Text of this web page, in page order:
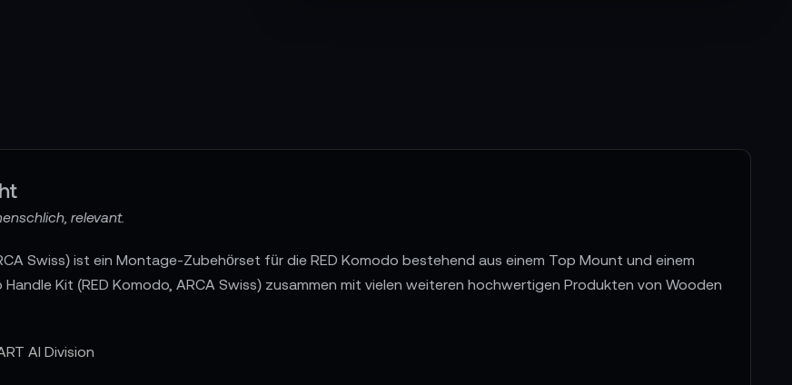
relevant.
Swiss) ist ein Montage-Zubehörset für die RED Komodo bestehend aus einem Top Mount und einem
Kit (RED Komodo, ARCA Swiss) zusammen mit vielen weiteren hochwertigen Produkten von Wooden
AI Division